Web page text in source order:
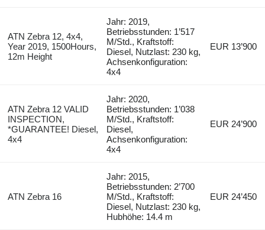
ATN Zebra 12, 4x4,
Year 2019, 1500Hours,
12m Height
Jahr: 2019,
Betriebsstunden: 1’517
M/Std., Kraftstoff:
Diesel, Nutzlast: 230 kg,
Achsenkonfiguration:
4x4
EUR 13’900
ATN Zebra 12 VALID
INSPECTION,
*GUARANTEE! Diesel,
4x4
Jahr: 2020,
Betriebsstunden: 1’038
M/Std., Kraftstoff:
Diesel,
Achsenkonfiguration:
4x4
EUR 24’900
ATN Zebra 16
Jahr: 2015,
Betriebsstunden: 2’700
M/Std., Kraftstoff:
Diesel, Nutzlast: 230 kg,
Hubhöhe: 14.4 m
EUR 24’450